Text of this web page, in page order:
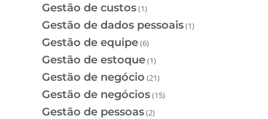
Gestão de custos(1)
Gestão de dados pessoais(1)
Gestão de equipe(6)
Gestão de estoque(1)
Gestão de negócio (21)
Gestão de negócios(15)
Gestão de pessoas(2)